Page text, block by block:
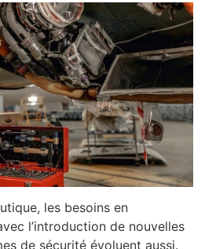
les besoins en
l’introduction de nouvelles
de sécurité évoluent aussi.